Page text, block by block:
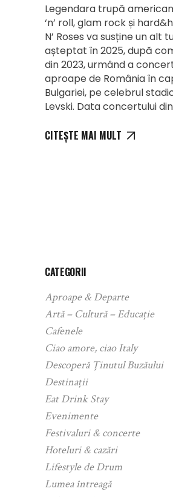
Legendara trupă
‘n’ roll, glam rock și
N’ Roses va susține un alt
așteptat în 2025, după
din 2023, urmând a
aproape de România în
Bulgariei, pe celebrul
Levski. Data concertului
CITEȘTE MAI MULT
CATEGORII
Aproape & Departe
Artă – Cultură – Educație
Cafenele
Ciao amore, ciao Italy
Descoperă Ținutul Buzăului
Destinații
Eat Drink Stay
Evenimente
Festivaluri & concerte
Hoteluri & cazări
Lifestyle de Drum
Lumea întreagă